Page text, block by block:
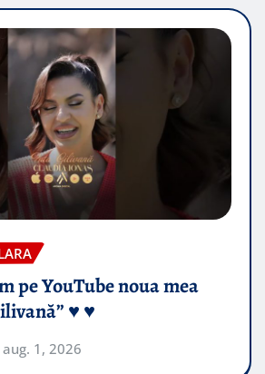
pe YouTube noua mea
♥️ ♥️
aug. 1, 2026